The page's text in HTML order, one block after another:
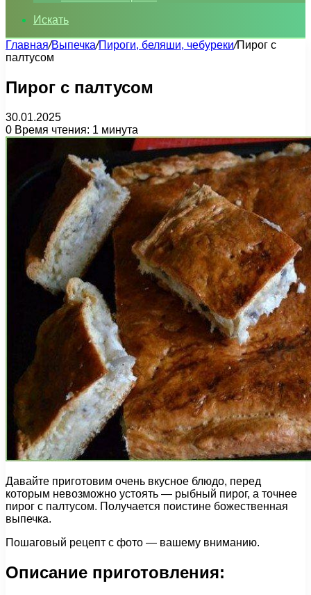
Искать
Главная/Выпечка/Пироги, беляши, чебуреки/Пирог с
палтусом
Пирог с палтусом
30.01.2025
0 Время чтения: 1 минута
Давайте приготовим очень вкусное блюдо, перед
которым невозможно устоять — рыбный пирог, а точнее
пирог с палтусом. Получается поистине божественная
выпечка.
Пошаговый рецепт с фото — вашему вниманию.
Описание приготовления: